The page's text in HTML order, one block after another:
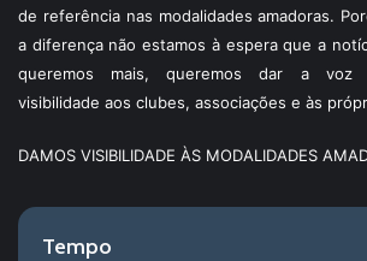
de referência nas modalidades amadoras.
a diferença não estamos à espera que a
queremos mais, queremos dar a voz
visibilidade aos clubes, associações e às
DAMOS VISIBILIDADE ÀS MODALIDADES
Tempo